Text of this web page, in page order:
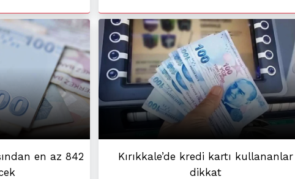
en az 842
Kırıkkale’de kredi kartı kullananlar
dikkat